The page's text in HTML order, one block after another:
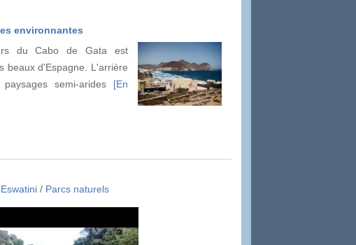
environnantes
du Cabo de Gata est
beaux d'Espagne. L'arrière
semi-arides [En
Eswatini/ Parcs naturels